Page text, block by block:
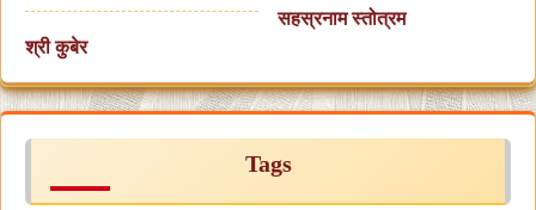
श्री कुबेर
सहस्रनाम स्तोत्रम
Tags